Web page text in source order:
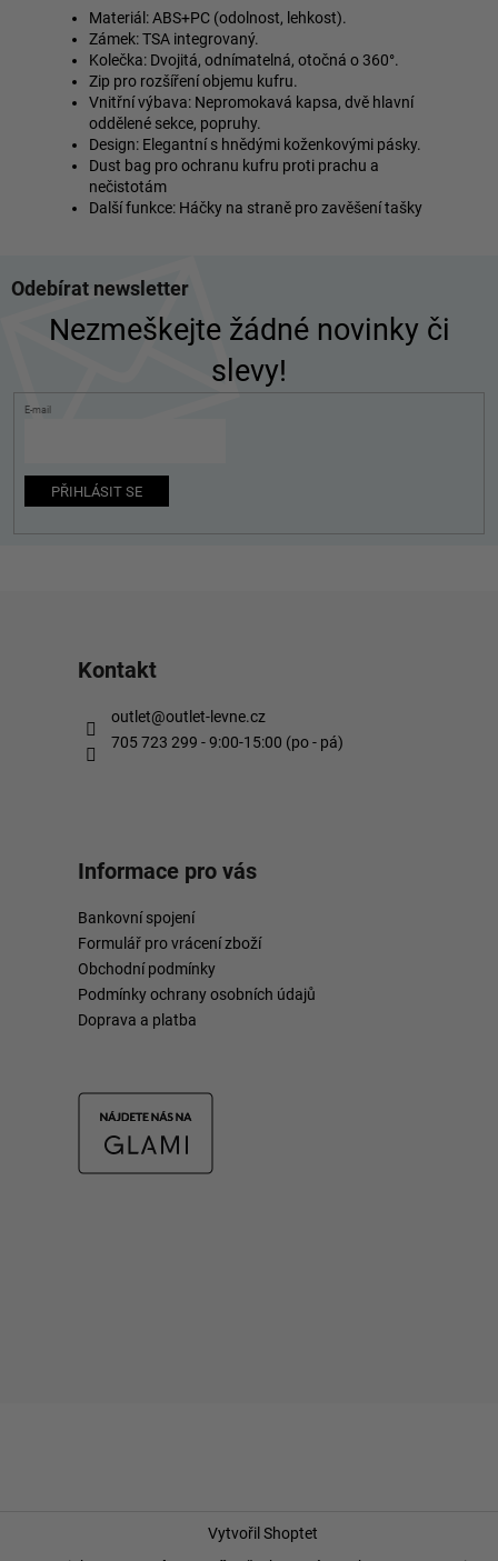
Materiál: ABS+PC (odolnost, lehkost).
Zámek: TSA integrovaný.
Kolečka: Dvojitá, odnímatelná, otočná o 360°.
Zip pro rozšíření objemu kufru.
Vnitřní výbava: Nepromokavá kapsa, dvě hlavní
oddělené sekce, popruhy.
Design: Elegantní s hnědými koženkovými pásky.
Dust bag pro ochranu kufru proti prachu a
nečistotám
Další funkce: Háčky na straně pro zavěšení tašky
áOdebírat newsletter
Nezmeškejte žádné novinky či
slevy!
E-mail
PŘIHLÁSIT SE
Kontakt
outlet@outlet-levne.cz
705 723 299 - 9:00-15:00 (po - pá)
Informace pro vás
Bankovní spojení
Formulář pro vrácení zboží
Obchodní podmínky
Podmínky ochrany osobních údajů
Doprava a platba
Vytvořil Shoptet